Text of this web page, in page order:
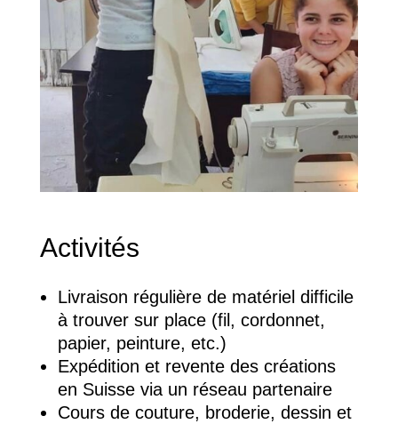
Activités
Livraison régulière de matériel difficile
à trouver sur place (fil, cordonnet,
papier, peinture, etc.)
Expédition et revente des créations
en Suisse via un réseau partenaire
Cours de couture, broderie, dessin et